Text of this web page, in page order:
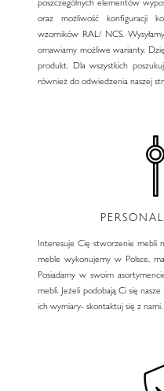
oraz możliwość konfiguracji
wzorników RAL/ NCS.
omawiamy możliwe warianty.
produkt. Dla wszystkich
również do odwiedzenia naszej
Interesuje Cię stworzenie mebli
meble wykonujemy w Polsce,
Posiadamy w swoim
mebli. Jeżeli podobają Ci się
ich wymiary- skontaktuj się z nami.